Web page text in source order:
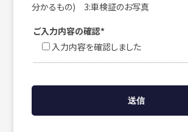
分かるもの) 3:車検証のお写真
ご入力内容の確認*
入力内容を確認しました